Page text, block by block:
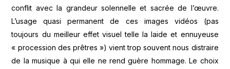
conflit avec la grandeur solennelle et sacrée de l’œuvre.
L’usage quasi permanent de ces images vidéos (pas
toujours du meilleur effet visuel telle la laide et ennuyeuse
« procession des prêtres ») vient trop souvent nous distraire
de la musique à qui elle ne rend guère hommage. Le choix